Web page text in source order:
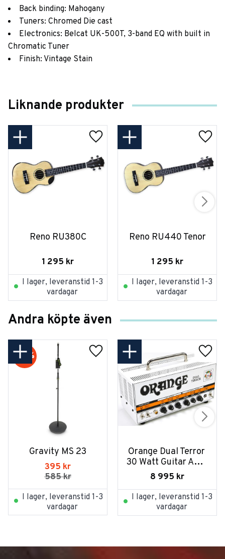
Back binding: Mahogany
Tuners: Chromed Die cast
Electronics: Belcat UK-500T, 3-band EQ with built in
Chromatic Tuner
Finish: Vintage Stain
Liknande produkter
Reno RU380C
1 295 kr
I lager, leveranstid 1-3
vardagar
Reno RU440 Tenor
1 295 kr
I lager, leveranstid 1-3
vardagar
Andra köpte även
Gravity MS 23
395 kr
585kr
32 %
I lager, leveranstid 1-3
vardagar
Orange Dual Terror
30 Watt Guitar Amp
Head, 30 Watts
8 995 kr
I lager, leveranstid 1-3
vardagar